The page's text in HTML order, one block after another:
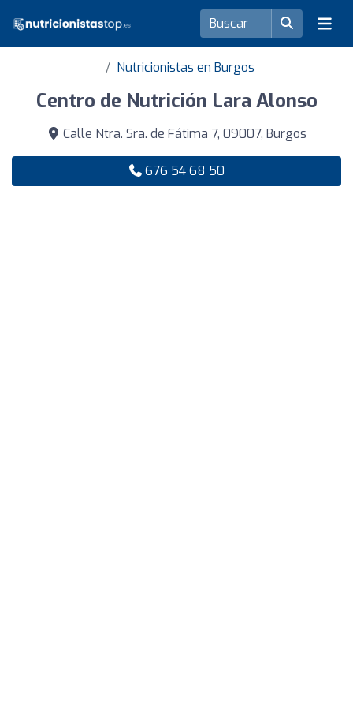
Nutricionistas en Burgos
Centro de Nutrición Lara Alonso
Calle Ntra. Sra. de Fátima 7, 09007, Burgos
676 54 68 50